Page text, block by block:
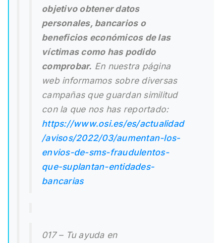
objetivo obtener datos
personales, bancarios o
beneficios económicos de las
víctimas como has podido
comprobar. En nuestra página
web informamos sobre diversas
campañas que guardan similitud
con la que nos has reportado:
https://www.osi.es/es/actualidad
/avisos/2022/03/aumentan-los-
envios-de-sms-fraudulentos-
que-suplantan-entidades-
bancarias
017 – Tu ayuda en